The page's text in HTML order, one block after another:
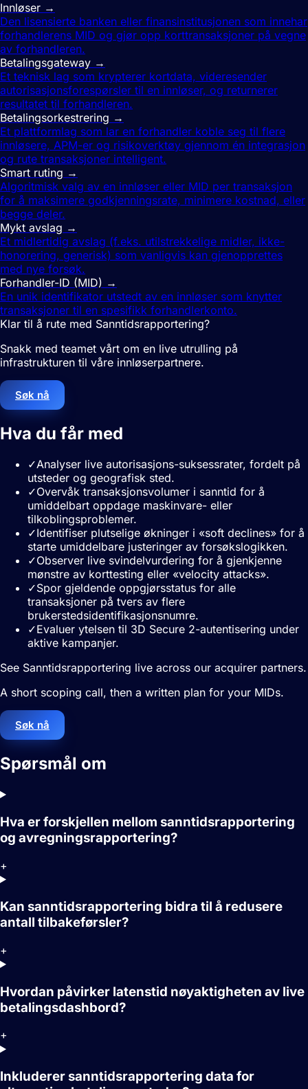
Innløser →
Den lisensierte banken eller finansinstitusjonen som innehar
forhandlerens MID og gjør opp korttransaksjoner på vegne
av forhandleren.
Betalingsgateway →
Et teknisk lag som krypterer kortdata, videresender
autorisasjonsforespørsler til en innløser, og returnerer
resultatet til forhandleren.
Betalingsorkestrering →
Et plattformlag som lar en forhandler koble seg til flere
innløsere, APM-er og risikoverktøy gjennom én integrasjon
og rute transaksjoner intelligent.
Smart ruting →
Algoritmisk valg av en innløser eller MID per transaksjon
for å maksimere godkjenningsrate, minimere kostnad, eller
begge deler.
Mykt avslag →
Et midlertidig avslag (f.eks. utilstrekkelige midler, ikke-
honorering, generisk) som vanligvis kan gjenopprettes
med nye forsøk.
Forhandler-ID (MID) →
En unik identifikator utstedt av en innløser som knytter
transaksjoner til en spesifikk forhandlerkonto.
Klar til å rute med Sanntidsrapportering?
Snakk med teamet vårt om en live utrulling på
infrastrukturen til våre innløserpartnere.
Søk nå
Hva du får med
✓Analyser live autorisasjons-suksessrater, fordelt på
utsteder og geografisk sted.
✓Overvåk transaksjonsvolumer i sanntid for å
umiddelbart oppdage maskinvare- eller
tilkoblingsproblemer.
✓Identifiser plutselige økninger i «soft declines» for å
starte umiddelbare justeringer av forsøkslogikken.
✓Observer live svindelvurdering for å gjenkjenne
mønstre av korttesting eller «velocity attacks».
✓Spor gjeldende oppgjørsstatus for alle
transaksjoner på tvers av flere
brukerstedsidentifikasjonsnumre.
✓Evaluer ytelsen til 3D Secure 2-autentisering under
aktive kampanjer.
See Sanntidsrapportering live across our acquirer partners.
A short scoping call, then a written plan for your MIDs.
Søk nå
Spørsmål om
Hva er forskjellen mellom sanntidsrapportering
og avregningsrapportering?
+
Kan sanntidsrapportering bidra til å redusere
antall tilbakeførsler?
+
Hvordan påvirker latenstid nøyaktigheten av live
betalingsdashbord?
+
Inkluderer sanntidsrapportering data for